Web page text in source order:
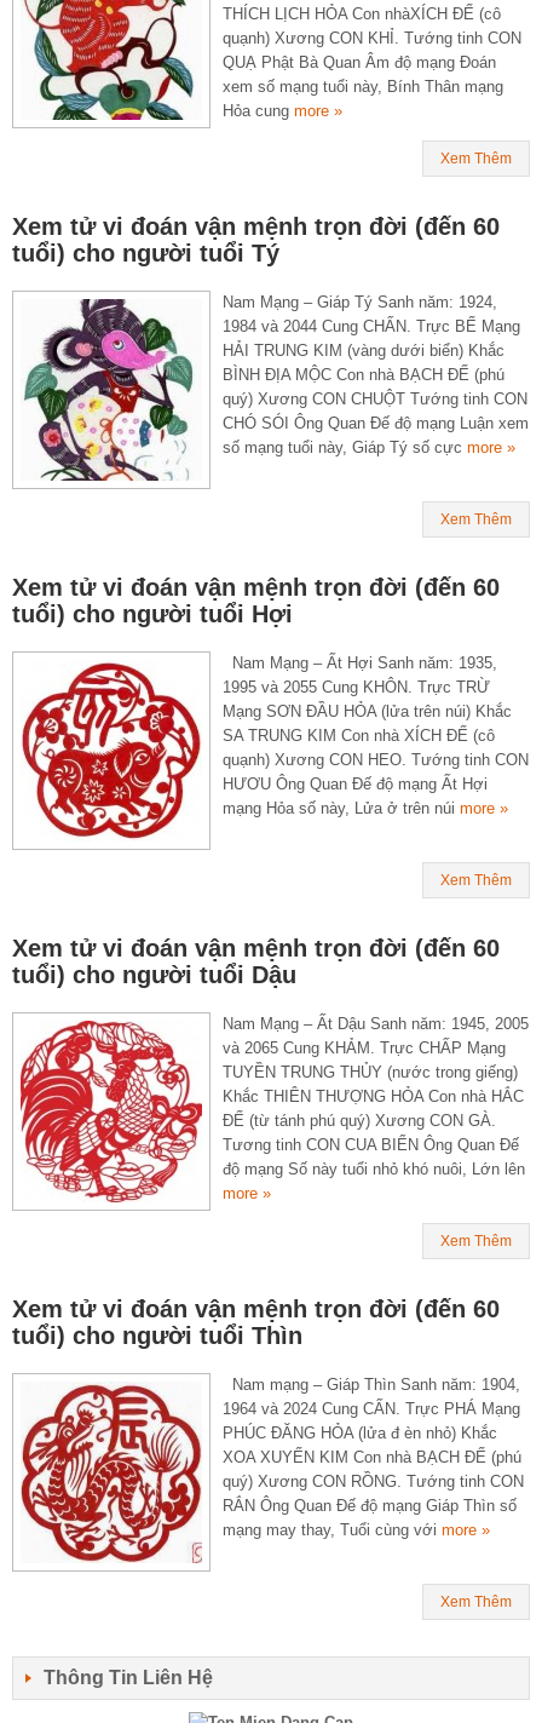
THÍCH LỊCH HỎA Con nhàXÍCH ĐẾ (cô
quạnh) Xương CON KHỈ. Tướng tinh CON
QUẠ Phật Bà Quan Âm độ mạng Đoán
xem số mạng tuổi này, Bính Thân mạng
Hỏa cung more »
Xem Thêm
Xem tử vi đoán vận mệnh trọn đời (đến 60
tuổi) cho người tuổi Tý
Nam Mạng – Giáp Tý Sanh năm: 1924,
1984 và 2044 Cung CHẤN. Trực BẾ Mạng
HẢI TRUNG KIM (vàng dưới biển) Khắc
BÌNH ĐỊA MỘC Con nhà BẠCH ĐẾ (phú
quý) Xương CON CHUỘT Tướng tinh CON
CHÓ SÓI Ông Quan Đế độ mạng Luận xem
số mạng tuổi này, Giáp Tý số cực more »
Xem Thêm
Xem tử vi đoán vận mệnh trọn đời (đến 60
tuổi) cho người tuổi Hợi
Nam Mạng – Ất Hợi Sanh năm: 1935,
1995 và 2055 Cung KHÔN. Trực TRỪ
Mạng SƠN ĐẦU HỎA (lửa trên núi) Khắc
SA TRUNG KIM Con nhà XÍCH ĐẾ (cô
quạnh) Xương CON HEO. Tướng tinh CON
HƯƠU Ông Quan Đế độ mạng Ất Hợi
mạng Hỏa số này, Lửa ở trên núi more »
Xem Thêm
Xem tử vi đoán vận mệnh trọn đời (đến 60
tuổi) cho người tuổi Dậu
Nam Mạng – Ất Dậu Sanh năm: 1945, 2005
và 2065 Cung KHẢM. Trực CHẤP Mạng
TUYỀN TRUNG THỦY (nước trong giếng)
Khắc THIÊN THƯỢNG HỎA Con nhà HẮC
ĐẾ (từ tánh phú quý) Xương CON GÀ.
Tương tinh CON CUA BIỂN Ông Quan Đế
độ mạng Số này tuổi nhỏ khó nuôi, Lớn lên
more »
Xem Thêm
Xem tử vi đoán vận mệnh trọn đời (đến 60
tuổi) cho người tuổi Thìn
Nam mạng – Giáp Thìn Sanh năm: 1904,
1964 và 2024 Cung CẤN. Trực PHÁ Mạng
PHÚC ĐĂNG HỎA (lửa đ èn nhỏ) Khắc
XOA XUYẾN KIM Con nhà BẠCH ĐẾ (phú
quý) Xương CON RỒNG. Tướng tinh CON
RẮN Ông Quan Đế độ mạng Giáp Thìn số
mạng may thay, Tuổi cùng với more »
Xem Thêm
Thông Tin Liên Hệ